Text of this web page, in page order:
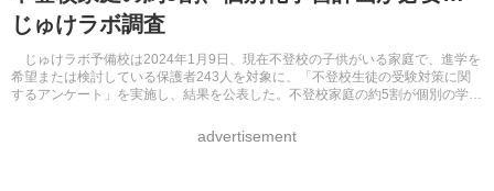
自由研究教材（小学生向け）
じゅけラボ調査
じゅけラボ予備校は2024年1月9日、現在不登校の子供がいる家庭で、進学を
希望または検討している保護者243人を対象に、「不登校生徒の受験対策に関
するアンケート」を実施し、結果を公表した。不登校家庭の約5割が個別の学習
advertisement